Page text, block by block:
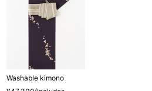
Washable kimono